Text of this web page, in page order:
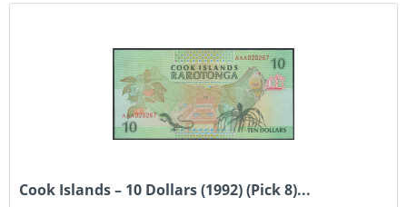
Cook Islands – 10 Dollars (1992) (Pick 8)...